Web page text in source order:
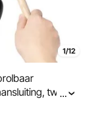
1/12
twee
MIDI,
...